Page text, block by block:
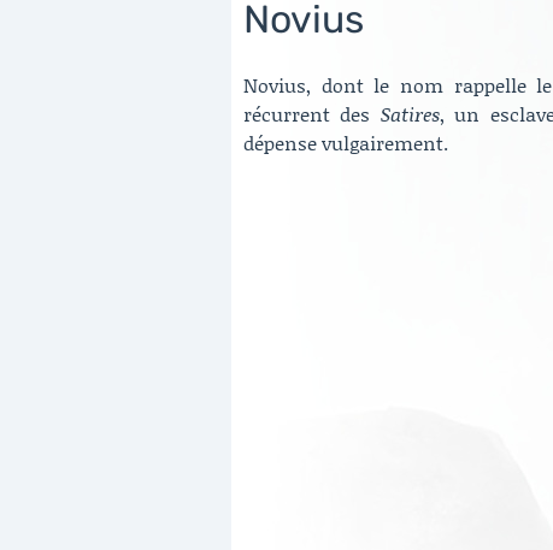
Novius
Novius, dont le nom rappelle
récurrent des Satires, un
dépense vulgairement.